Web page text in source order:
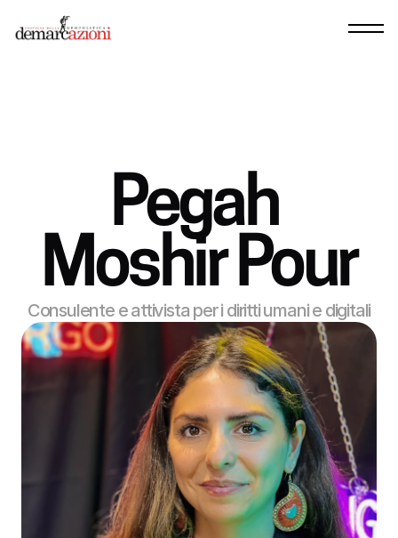
Pegah
Moshir Pour
Consulente e attivista per i diritti umani e digitali